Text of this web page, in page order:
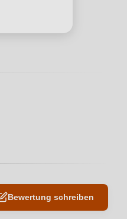
Bewertung schreiben